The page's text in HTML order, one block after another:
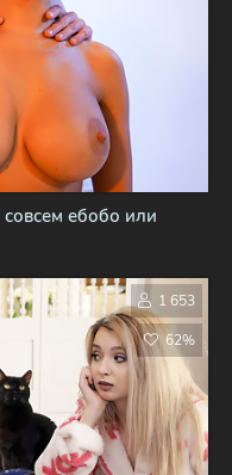
ебобо или
1 653
62%